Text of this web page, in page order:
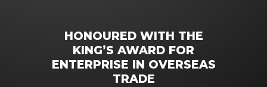
HONOURED WITH THE
KING’S AWARD FOR
ENTERPRISE IN OVERSEAS
TRADE